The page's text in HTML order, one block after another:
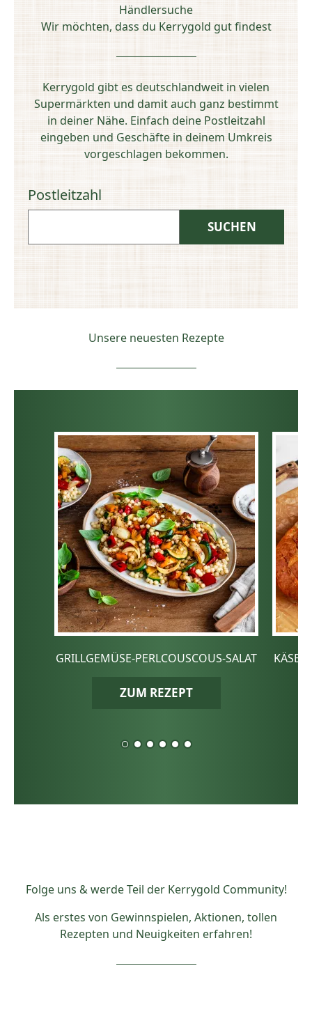
Händlersuche
Wir möchten, dass du Kerrygold gut findest
Kerrygold gibt es deutschlandweit in vielen
Supermärkten und damit auch ganz bestimmt
in deiner Nähe. Einfach deine Postleitzahl
eingeben und Geschäfte in deinem Umkreis
vorgeschlagen bekommen.
Postleitzahl
Unsere neuesten Rezepte
GRILLGEMÜSE-PERLCOUSCOUS-SALAT
ZUM REZEPT
KÄSE-
Folge uns & werde Teil der Kerrygold Community!
Als erstes von Gewinnspielen, Aktionen, tollen
Rezepten und Neuigkeiten erfahren!